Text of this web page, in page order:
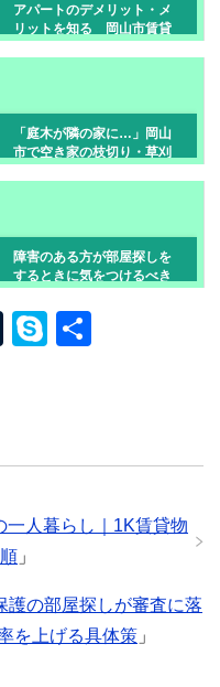
アパートのデメリット・メ
リットを知る 岡山市賃貸
「庭木が隣の家に…」岡山
市で空き家の枝切り・草刈
障害のある方が部屋探しを
するときに気をつけるべき
T
r
S
一人暮らし｜1K賃貸物
」
護の部屋探しが審査に落
を上げる具体策 」